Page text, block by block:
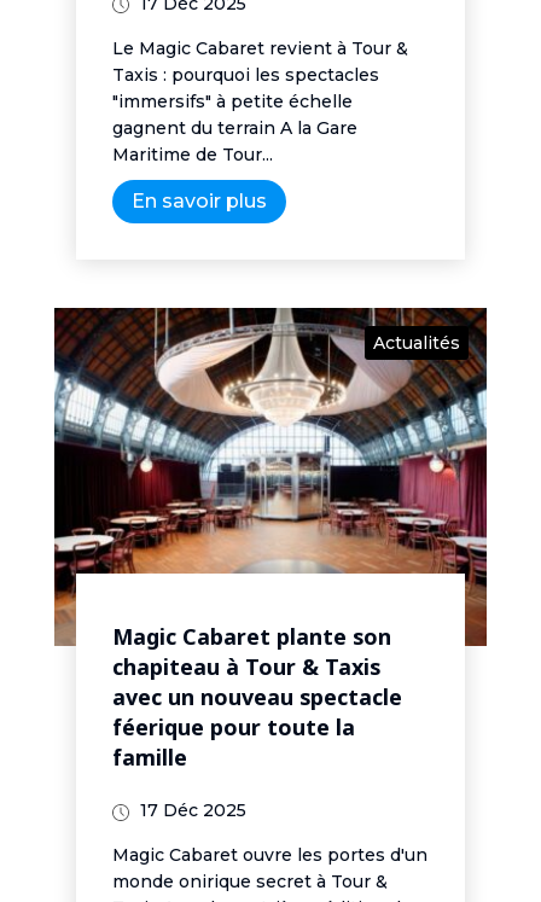
Le Magic Cabaret revient à Tour &
Taxis : pourquoi les spectacles
"immersifs" à petite échelle
gagnent du terrain A la Gare
Maritime de Tour...
En savoir plus
Actualités
Magic Cabaret plante son
chapiteau à Tour & Taxis
avec un nouveau spectacle
féerique pour toute la
famille
17 Déc 2025
Magic Cabaret ouvre les portes d'un
monde onirique secret à Tour &